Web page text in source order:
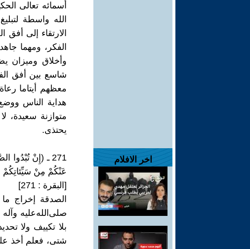
اخر الافلام
أسمائه تعالى
الله واسطة
الارتقاء إلى
الفكر، ومهما
وأخلاق وميزان
شاسع بين أفق
معظهم أيتاما
هداية الناس
متوازنة سعيدة،
يحتذى.
271 ـ (إِنْ
عَنْكُمْ مِنْ سَيِّئاتِكُمْ
[البقرة : 271]
الصدقة إخراج ما
صلى‌الله‌عليه‌
بلا تكييف ولا
شتى، فعلم أخذ